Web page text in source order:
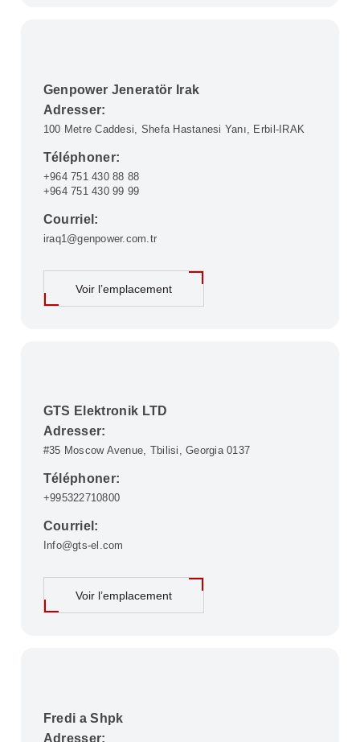
Genpower Jeneratör Irak
Adresser:
100 Metre Caddesi, Shefa Hastanesi Yanı, Erbil-IRAK
Téléphoner:
+964 751 430 88 88
+964 751 430 99 99
Courriel:
iraq1@genpower.com.tr
Voir l’emplacement
GTS Elektronik LTD
Adresser:
#35 Moscow Avenue, Tbilisi, Georgia 0137
Téléphoner:
+995322710800
Courriel:
Info@gts-el.com
Voir l’emplacement
Fredi a Shpk
Adresser: